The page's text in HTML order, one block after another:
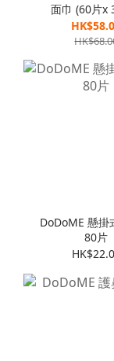
面巾 (60片x
DoDoME 懸掛
80片